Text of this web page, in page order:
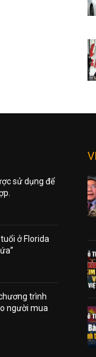
sử dụng để
ở Florida
trình
người mua